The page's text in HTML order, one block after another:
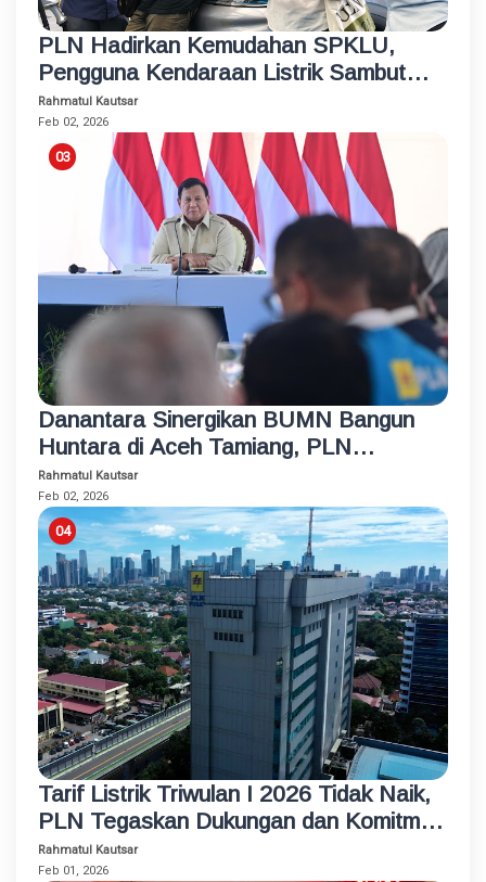
PLN Hadirkan Kemudahan SPKLU,
Pengguna Kendaraan Listrik Sambut
Tahun Baru 2026 dengan Perjalanan
Aman dan Nyaman
Rahmatul Kautsar
Feb 02, 2026
Danantara Sinergikan BUMN Bangun
Huntara di Aceh Tamiang, PLN
Sambung Listrik untuk Semua Rumah
dan Fasum
Rahmatul Kautsar
Feb 02, 2026
Tarif Listrik Triwulan I 2026 Tidak Naik,
PLN Tegaskan Dukungan dan Komitmen
Jaga Keandalan dan Kualitas Layanan
Rahmatul Kautsar
Feb 01, 2026